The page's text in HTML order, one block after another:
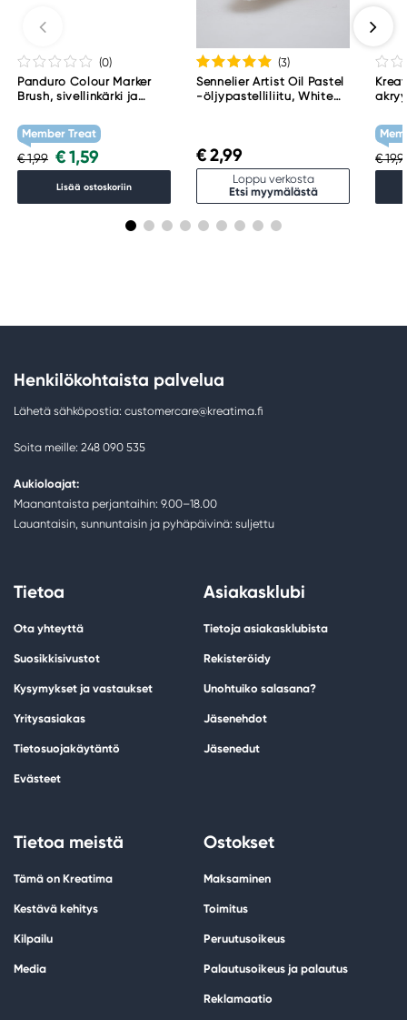
(0)
Panduro Colour Marker
Brush, sivellinkärki ja
WG1
Member Treat
€ 1,99 € 1,59
Lisää ostoskoriin
(3)
Sennelier Artist Oil Pastel
-öljypastelliliitu, White
€ 2,99
Loppu verkosta
Etsi myymälästä
€
Henkilökohtaista palvelua
Lähetä sähköpostia: customercare@kreatima.fi
Soita meille: 248 090 535
Aukioloajat:
Maanantaista perjantaihin: 9.00–18.00
Lauantaisin, sunnuntaisin ja pyhäpäivinä: suljettu
Tietoa
Ota yhteyttä
Suosikkisivustot
Kysymykset ja vastaukset
Yritysasiakas
Tietosuojakäytäntö
Evästeet
Asiakasklubi
Tietoja asiakasklubista
Rekisteröidy
Unohtuiko salasana?
Jäsenehdot
Jäsenedut
Tietoa meistä
Tämä on Kreatima
Kestävä kehitys
Kilpailu
Media
Ostokset
Maksaminen
Toimitus
Peruutusoikeus
Palautusoikeus ja palautus
Reklamaatio